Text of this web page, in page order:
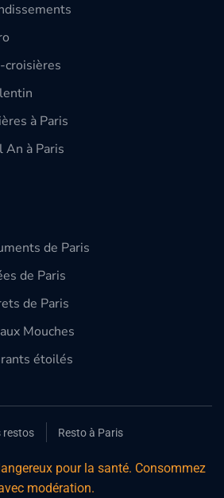
croisières
à Paris
An à Paris
de Paris
de Paris
de Paris
Mouches
étoilés
restos Resto à Paris
pour la santé. Consommez
modération.